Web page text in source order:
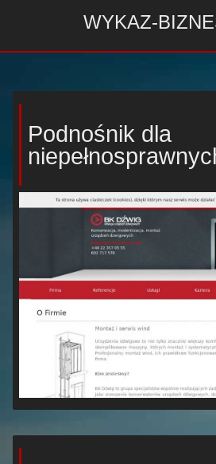
WYKAZ-
Podnośnik dla